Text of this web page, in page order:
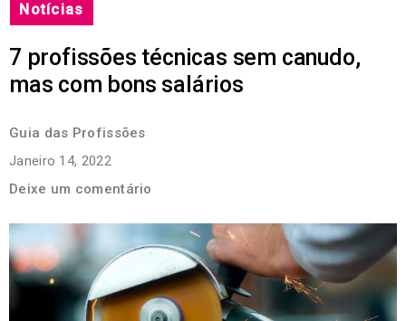
Notícias
7 profissões técnicas sem canudo,
mas com bons salários
Guia das Profissões
Janeiro 14, 2022
Deixe um comentário